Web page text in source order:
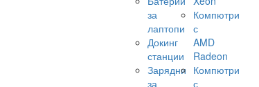
за
лаптопи
Докинг
станции
Зарядни
за
Компютри
с
AMD
Radeon
Компютри
с